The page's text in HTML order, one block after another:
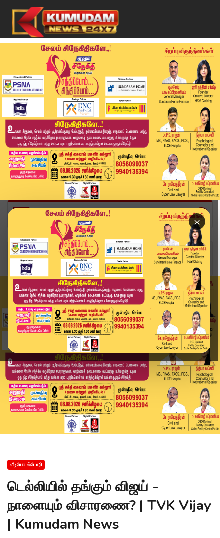
×
Home
வீடியோ ஸ்டோரி
டெல்லியில் தங்கும் விஜய் - நாளையும் விசாரணை? | ...
வீடியோ ஸ்டோரி
டெல்லியில் தங்கும் விஜய் -
நாளையும் விசாரணை? | TVK Vijay
| Kumudam News